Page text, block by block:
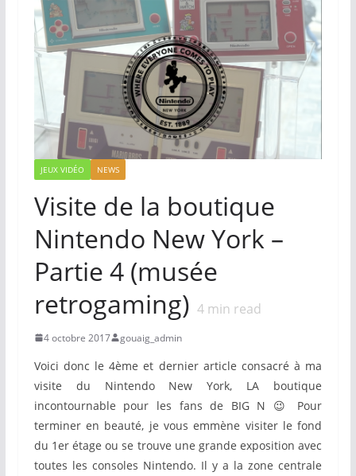
JEUX VIDÉO NEWS
Visite de la boutique
Nintendo New York –
Partie 4 (musée
retrogaming) 4min read
4 octobre 2017 gouaig_admin
Voici donc le 4ème et dernier article consacré à ma
visite du Nintendo New York, LA boutique
incontournable pour les fans de BIG N 😉 Pour
terminer en beauté, je vous emmène visiter le fond
du 1er étage ou se trouve une grande exposition avec
toutes les consoles Nintendo. Il y a la zone centrale